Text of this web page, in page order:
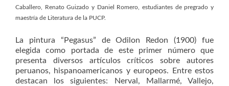
Caballero, Renato Guizado y Daniel Romero, estudiantes de pregrado y
maestría de Literatura de la PUCP.
La pintura “Pegasus” de Odilon Redon (1900) fue
elegida como portada de este primer número que
presenta diversos artículos críticos sobre autores
peruanos, hispanoamericanos y europeos. Entre estos
destacan los siguientes: Nerval, Mallarmé, Vallejo,